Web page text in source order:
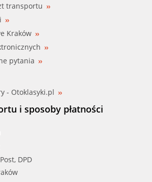
transportu
Kraków
pytania
- Otoklasyki.pl
i sposoby płatności
DPD